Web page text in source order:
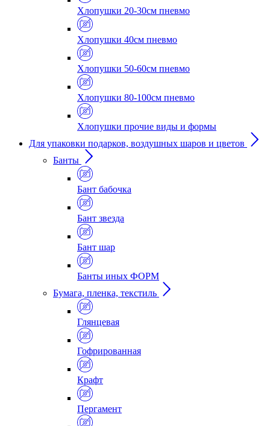
Хлопушки 20-30см пневмо
Хлопушки 40см пневмо
Хлопушки 50-60см пневмо
Хлопушки 80-100см пневмо
Хлопушки прочие виды и формы
Для упаковки подарков, воздушных шаров и цветов
Банты
Бант бабочка
Бант звезда
Бант шар
Банты иных ФОРМ
Бумага, пленка, текстиль
Глянцевая
Гофрированная
Крафт
Пергамент